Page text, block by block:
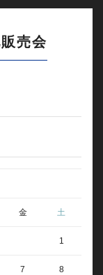
売会
金 土
1
7 8